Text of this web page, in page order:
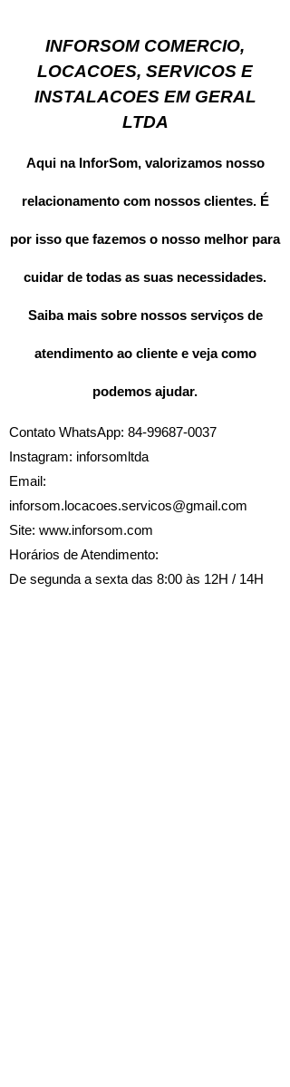
INFORSOM COMERCIO,
LOCACOES, SERVICOS E
INSTALACOES EM GERAL
LTDA
Aqui na InforSom, valorizamos nosso
relacionamento com nossos clientes. É
por isso que fazemos o nosso melhor para
cuidar de todas as suas necessidades.
Saiba mais sobre nossos serviços de
atendimento ao cliente e veja como
podemos ajudar.
Contato WhatsApp: 84-99687-0037
Instagram: inforsomltda
Email:
inforsom.locacoes.servicos@gmail.com
Site: www.inforsom.com
Horários de Atendimento:
De segunda a sexta das 8:00 às 12H / 14H